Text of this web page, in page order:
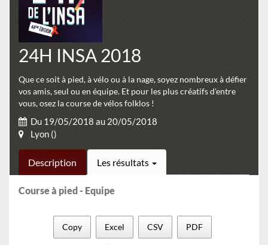
24H INSA 2018
Que ce soit à pied, à vélo ou à la nage, soyez nombreux à défier
vos amis, seul ou en équipe. Et pour les plus créatifs d'entre
vous, osez la course de vélos folklos !
Du 19/05/2018 au 20/05/2018
Lyon ()
Description Les résultats
Course à pied - Equipe
Copy Excel CSV PDF